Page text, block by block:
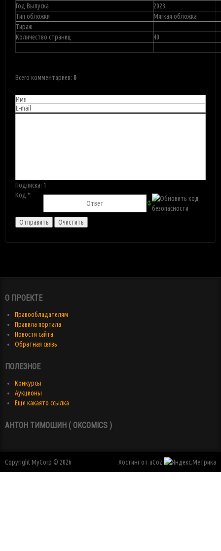
Год Выпуска
2023
Тип обложки
Мягкая обложка
Тираж
Количество страниц
40
Всего комментариев: 0
Подписка: 1
Код *:
О ПРОЕКТЕ
Правообладателям
Правила портала
Новости сайта
Обратная связь
ПОЛЕЗНОЕ
Конкурсы
Аукционы
Еще какаято ссылка
АНТОН ТИМОШИН ( OKCOMICS )
Хостинг от uCoz
Copyright MyCorp © 2026